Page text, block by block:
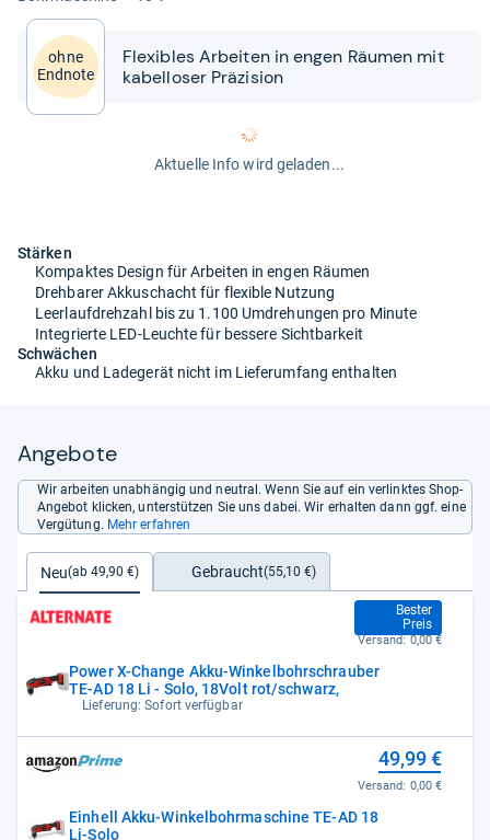
ohne
Endnote
Fle­xibles Arbei­ten in engen Räu­men mit
kabel­lo­ser Prä­zi­sion
Aktuelle Info wird geladen...
Stärken
Kompaktes Design für Arbeiten in engen Räumen
Drehbarer Akkuschacht für flexible Nutzung
Leerlaufdrehzahl bis zu 1.100 Umdrehungen pro Minute
Integrierte LED-Leuchte für bessere Sichtbarkeit
Schwächen
Akku und Ladegerät nicht im Lieferumfang enthalten
Angebote
Wir arbeiten unabhängig und neutral. Wenn Sie auf ein verlinktes Shop-
Angebot klicken, unterstützen Sie uns dabei. Wir erhalten dann ggf. eine
Vergütung. Mehr erfahren
Neu(ab 49,90 €) Gebraucht(55,10 €)
Power X-Change Akku-Winkelbohrschrauber
TE-AD 18 Li - Solo, 18Volt rot/schwarz,
Lieferung: Sofort verfügbar
Bester
Preis
49,90 €
Versand: 0,00 €
Einhell Akku-Winkelbohrmaschine TE-AD 18
Li-Solo
49,99 €
Versand: 0,00 €